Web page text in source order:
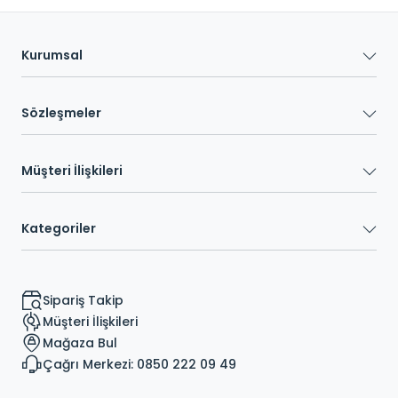
Kurumsal
Sözleşmeler
Müşteri İlişkileri
Kategoriler
Sipariş Takip
Müşteri İlişkileri
Mağaza Bul
Çağrı Merkezi: 0850 222 09 49